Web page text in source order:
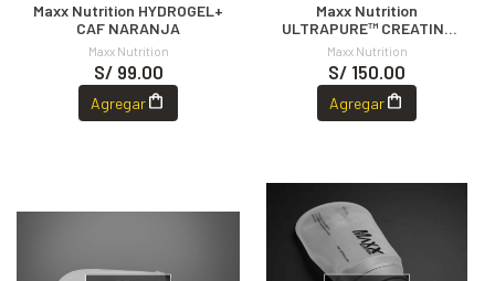
Maxx Nutrition HYDROGEL+
CAF NARANJA
Maxx Nutrition
S/ 99.00
Agregar
Maxx Nutrition
ULTRAPURE™ CREATINE
500g
Maxx Nutrition
S/ 150.00
Agregar